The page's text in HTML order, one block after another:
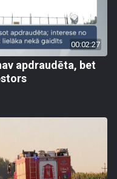
00:02:27
apdraudēta, bet